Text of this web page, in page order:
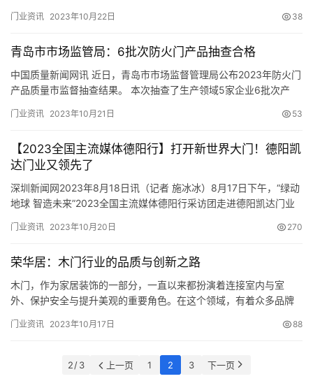
盼木门专门店负责人顾女士告诉澎湃新闻，周杨家购买的木门，其
“多层实木条”，出现这种情况，是因为当时没有在订单上备注…
门业资讯 2023年10月22日 38
青岛市市场监管局：6批次防火门产品抽查合格
中国质量新闻网讯 近日，青岛市市场监督管理局公布2023年防火门
产品质量市监督抽查结果。 本次抽查了生产领域5家企业6批次产
准，对启闭灵活性，门扇开启力，可靠性，耐火性能，防火锁的耐
2023年防火门产品质量市级监督抽查结果汇总表 序号…
门业资讯 2023年10月21日 53
【2023全国主流媒体德阳行】打开新世界大门！德阳凯
达门业又领先了
深圳新闻网2023年8月18日讯（记者 施冰冰）8月17日下午，“绿动
地球 智造未来”2023全国主流媒体德阳行采访团走进德阳凯达门业
凯达“销售驾驶舱”在屏幕上清晰可见，全链条智能设备，可视化操作
摄 据悉，凯达门业是一家集金属门设计、研…
门业资讯 2023年10月20日 270
荣华居：木门行业的品质与创新之路
木门，作为家居装饰的一部分，一直以来都扮演着连接室内与室
外、保护安全与提升美观的重要角色。在这个领域，有着众多品牌
神深受消费者喜爱——荣华居。 作为深耕木门行业多年，荣华居一
品。无论是在外观设计还是内部结构上，荣华居都力求完美，将每
门业资讯 2023年10月17日 88
2 / 3 上一页 1 2 3 下一页